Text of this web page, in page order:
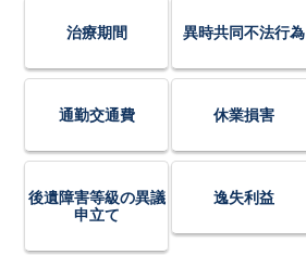
治療期間 異時共同不法行為
通勤交通費 休業損害
後遺障害等級の異議
申立て
逸失利益